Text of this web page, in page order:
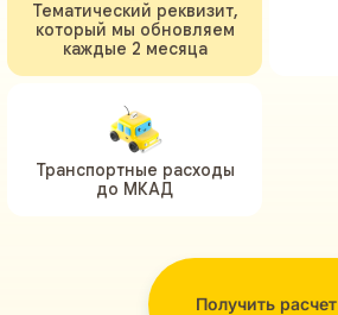
Тематический реквизит,
который мы обновляем
каждые 2 месяца
Транспортные расходы
до МКАД
Получить расчет